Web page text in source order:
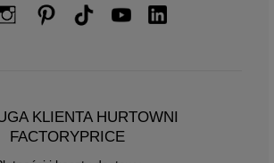
KLIENTA HURTOWNI
FACTORYPRICE